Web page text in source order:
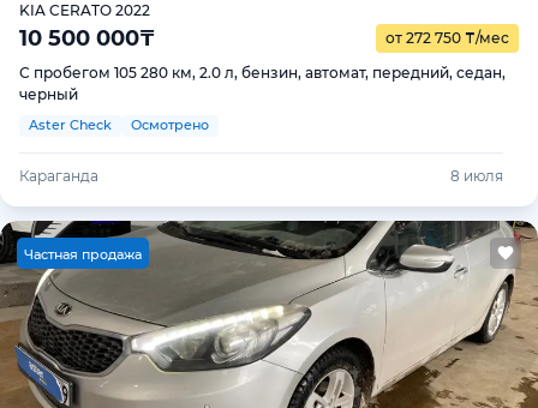
KIA CERATO 2022
10 500 000₸ от 272 750 ₸/мес
С пробегом 105 280 км, 2.0 л, бензин, автомат, передний, седан,
черный
Aster Check Осмотрено
Караганда 8 июля
Частная продажа